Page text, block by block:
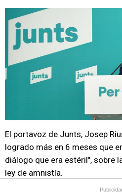
El portavoz de Junts, Josep
logrado más en 6 meses que
diálogo que era estéril", sobre
ley de amnistía.
En una entrevista en Ràdio4